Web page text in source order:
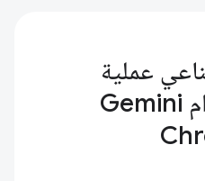
عملية
ومضمّنة باستخدام Gemini